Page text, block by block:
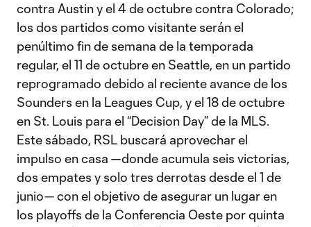
contra Austin y el 4 de octubre contra Colorado;
los dos partidos como visitante serán el
penúltimo fin de semana de la temporada
regular, el 11 de octubre en Seattle, en un partido
reprogramado debido al reciente avance de los
Sounders en la Leagues Cup, y el 18 de octubre
en St. Louis para el “Decision Day” de la MLS.
Este sábado, RSL buscará aprovechar el
impulso en casa —donde acumula seis victorias,
dos empates y solo tres derrotas desde el 1 de
junio— con el objetivo de asegurar un lugar en
los playoffs de la Conferencia Oeste por quinta